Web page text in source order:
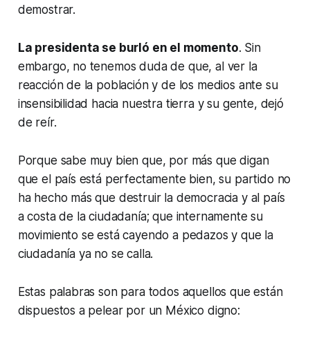
demostrar.
La presidenta se burló en el momento. Sin
embargo, no tenemos duda de que, al ver la
reacción de la población y de los medios ante su
insensibilidad hacia nuestra tierra y su gente, dejó
de reír.
Porque sabe muy bien que, por más que digan
que el país está perfectamente bien, su partido no
ha hecho más que destruir la democracia y al país
a costa de la ciudadanía; que internamente su
movimiento se está cayendo a pedazos y que la
ciudadanía ya no se calla.
Estas palabras son para todos aquellos que están
dispuestos a pelear por un México digno: